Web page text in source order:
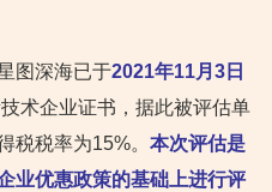
图深海已于2021年11月3日
术企业证书，据此被评估单
税税率为15%。 本次评估是
业优惠政策的基础上进行评